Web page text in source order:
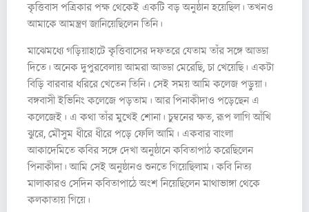
কৃত্তিবাস পত্রিকার পক্ষ থেকেই একটি বড় অনুষ্ঠান হয়েছিল। তখনও
আমাকে আমন্ত্রণ জানিয়েছিলেন তিনি।
মাঝেমধ্যে গড়িয়াহাটে কৃত্তিবাসের দফতরে যেতাম তাঁর সঙ্গে আড্ডা
দিতে। অনেক দুপুরবেলায় আমরা আড্ডা মেরেছি, চা খেয়েছি। একটা
বিড়ি বারবার ধরিরে খেতেন তিনি। সেই সময় আমি কলেজ পড়ুয়া।
বঙ্গবাসী ইভিনিং কলেজে পড়তাম। আর পিনাকীদাও পড়েছেন এ
কলেজেই। এ কথা তাঁর মুখেই শোনা। চুম্বনের ক্ষত, রূপ লাগি আঁখি
ঝুরে, মৌসুম ধীরে ধীরে পড়ে ফেলি আমি। একবার বাংলা
আকাদেমিতে কবির সঙ্গে দেখা অনুষ্ঠানে কবিতাপাঠ করেছিলেন
পিনাকীদা। আমি সেই অনুষ্ঠানও শুনতে গিয়েছিলাম। কবি নিত্য
মালাকারও সেদিন কবিতাপাঠে অংশ নিয়েছিলেন মাথাভাঙ্গা থেকে
কলকাতায় গিয়ে।